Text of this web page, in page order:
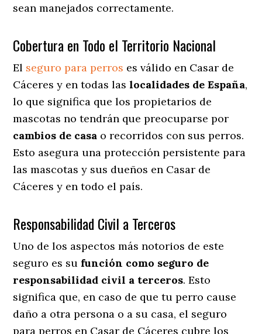
sean manejados correctamente.
Cobertura en Todo el Territorio Nacional
El seguro para perros es válido en Casar de
Cáceres y en todas laslocalidades de España,
lo que significa que los propietarios de
mascotas no tendrán que preocuparse por
cambios de casa o recorridos con sus perros.
Esto asegura una protección persistente para
las mascotas y sus dueños en Casar de
Cáceres y en todo el país.
Responsabilidad Civil a Terceros
Uno de los aspectos más notorios de este
seguro es su función como seguro de
responsabilidad civil a terceros. Esto
significa que, en caso de que tu perro cause
daño a otra persona o a su casa, el seguro
para perros en Casar de Cáceres cubre los